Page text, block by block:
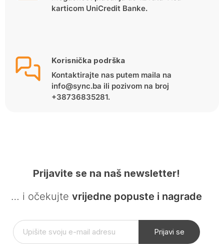
karticom UniCredit Banke.
Korisnička podrška
Kontaktirajte nas putem maila na
info@sync.ba ili pozivom na broj
+38736835281.
Prijavite se na naš newsletter!
… i očekujte vrijedne popuste i nagrade
Prijavi se